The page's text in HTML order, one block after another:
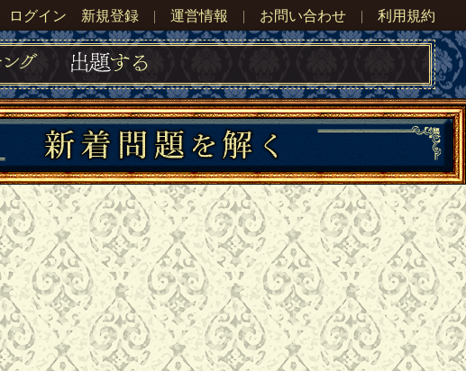
ログイン 新規登録 |運営情報 | お問い合わせ |利用規約